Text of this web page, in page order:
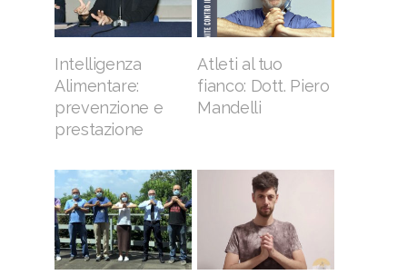
Intelligenza
Alimentare:
prevenzione e
prestazione
Atleti al tuo
fianco: Dott. Piero
Mandelli